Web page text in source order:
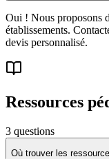
Oui ! Nous proposons
établissements.
devis personnalisé.
Ressources
3 questions
Où trouver les